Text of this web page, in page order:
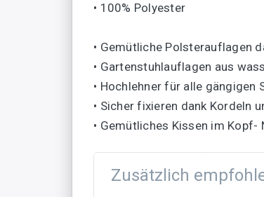
• 100% Polyester
• Gemütliche Polsterauflagen
• Gartenstuhlauflagen aus
• Hochlehner für alle gängigen
• Sicher fixieren dank Kordeln
• Gemütliches Kissen im Kopf-
Zusätzlich